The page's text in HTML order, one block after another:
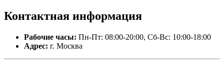
Контактная информация
Рабочие часы: Пн-Пт: 08:00-20:00, Сб-Вс: 10:00-18:00
Адрес: г. Москва